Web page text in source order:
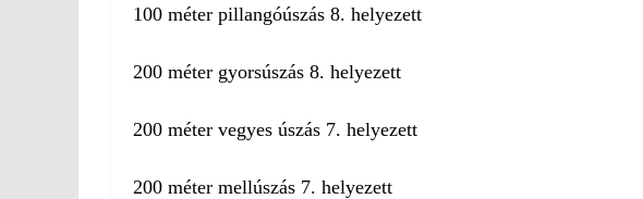
100 méter pillangóúszás 8. helyezett
200 méter gyorsúszás 8. helyezett
200 méter vegyes úszás 7. helyezett
200 méter mellúszás 7. helyezett